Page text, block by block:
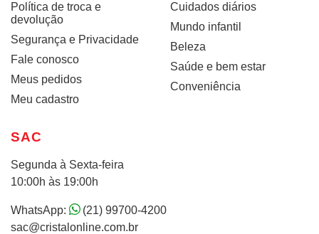
Política de troca e
devolução
Segurança e Privacidade
Fale conosco
Meus pedidos
Meu cadastro
Cuidados diários
Mundo infantil
Beleza
Saúde e bem estar
Conveniência
SAC
Segunda à Sexta-feira
10:00h às 19:00h
WhatsApp:
(21) 99700-4200
sac@cristalonline.com.br